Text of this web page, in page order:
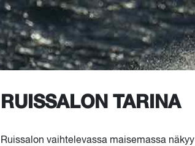
RUISSALON TARINA
Ruissalon vaihtelevassa maisemassa näkyy